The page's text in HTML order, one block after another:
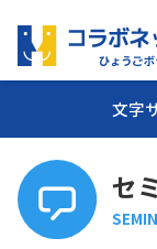
文字
セ